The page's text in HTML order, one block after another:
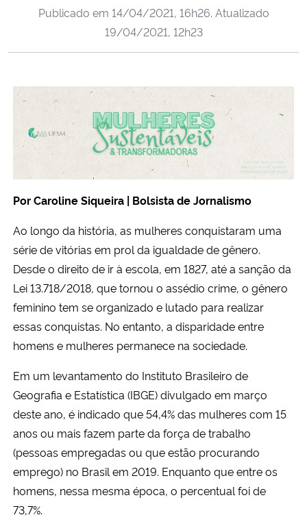
Ministério da Cidadania
Ministério de Minas e Energia
Ministério da Ciência, Tecnologia, Inovações e Comunicações
Ministério do Meio Ambiente
Ministério do Desenvolvimento Regional
Controladoria-Geral da União
Ministério da Mulher, da Família e dos Direitos Humanos
Secretaria de Governo
Gabinete de Segurança Institucional
Advocacia-Geral da União
Planalto
Publicado em 14/04/2021, 16h26. Atualizado
19/04/2021, 12h23
Por Caroline Siqueira | Bolsista de Jornalismo
Ao longo da história, as mulheres conquistaram uma
série de vitórias em prol da igualdade de gênero.
Desde o direito de ir à escola, em 1827, até a sanção da
Lei 13.718/2018, que tornou o assédio crime, o gênero
feminino tem se organizado e lutado para realizar
essas conquistas. No entanto, a disparidade entre
homens e mulheres permanece na sociedade.
Em um levantamento do Instituto Brasileiro de
Geografia e Estatística (IBGE) divulgado em março
deste ano, é indicado que 54,4% das mulheres com 15
anos ou mais fazem parte da força de trabalho
(pessoas empregadas ou que estão procurando
emprego) no Brasil em 2019. Enquanto que entre os
homens, nessa mesma época, o percentual foi de
73,7%.